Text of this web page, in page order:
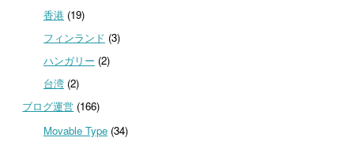
香港(19)
フィンランド (3)
ハンガリー (2)
台湾(2)
ブログ運営 (166)
Movable Type(34)